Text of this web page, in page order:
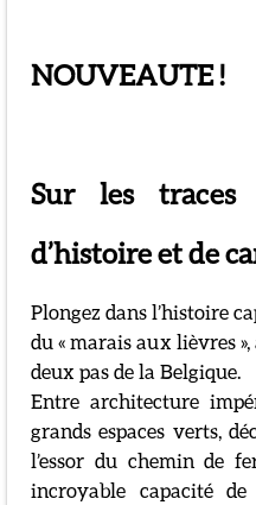
NOUVEAUTE !
Sur les traces
d’histoire et de
Plongez dans l’histoire
du « marais aux lièvres
deux pas de la Belgique.
Entre architecture
grands espaces verts,
l’essor du chemin de
incroyable capacité